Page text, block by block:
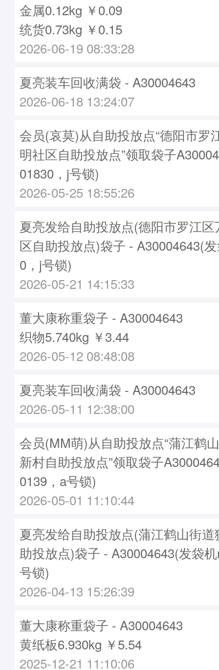
金属0.12kg ￥0.09
统货0.73kg ￥0.15
2026-06-19 08:33:28
夏亮装车回收满袋 - A30004643
2026-06-18 13:24:07
会员(哀莫)从自助投放点“德阳市罗
明社区自助投放点”领取袋子
01830，j号锁)
2026-05-25 18:55:26
夏亮发给自助投放点(德阳市罗江
区自助投放点)袋子 - A30004643(
0，j号锁)
2026-05-21 14:15:33
董大康称重袋子 - A30004643
织物5.740kg ￥3.44
2026-05-12 08:48:08
夏亮装车回收满袋 - A30004643
2026-05-11 12:38:00
会员(MM萌)从自助投放点“蒲江鹤
新村自助投放点”领取袋子
0139，a号锁)
2026-05-01 11:10:44
夏亮发给自助投放点(蒲江鹤山街
助投放点)袋子 - A30004643(发袋
号锁)
2026-04-13 15:26:39
董大康称重袋子 - A30004643
黄纸板6.930kg ￥5.54
2025-12-21 11:10:06